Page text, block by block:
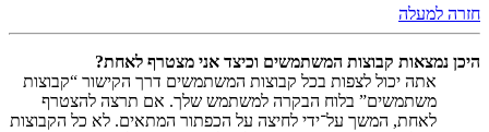
חזרה למעלה
היכן נמצאות קבוצות המשתמשים וכיצד אני מצטרף לאחת?
אתה יכול לצפות בכל קבוצות המשתמשים דרך הקישור “קבוצות
משתמשים” בלוח הבקרה למשתמש שלך. אם תרצה להצטרף
לאחת, המשך על־ידי לחיצה על הכפתור המתאים. לא כל הקבוצות